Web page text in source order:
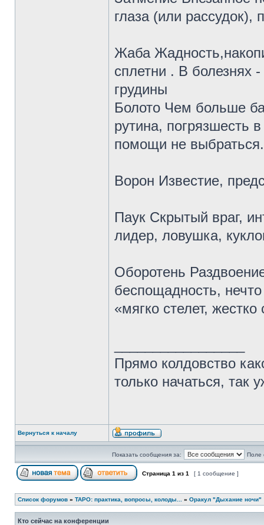
глаза (или рассудок),
Жаба
сплетни . В болезнях
грудины
Болото Чем больше
рутина, погрязшесть
помощи не выбраться.
Ворон Известие,
Паук Скрытый враг,
лидер, ловушка,
Оборотень
беспощадность,
«мягко стелет,
Прямо колдовство
только начаться, так
Вернуться к началу
Показать сообщения за: Поле
Страница 1 из 1 [ 1 сообщение ]
Список форумов » ТАРО: практика, вопросы, колоды... » Оракул "Дыхание ночи"
Кто сейчас на конференции